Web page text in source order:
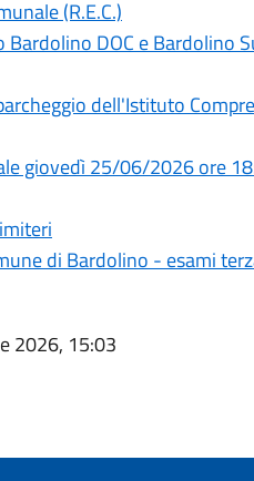
(R.E.C.)
DOC e Bardolino
dell'Istituto
giovedì 25/06/2026 ore
di Bardolino - esami
2026, 15:03